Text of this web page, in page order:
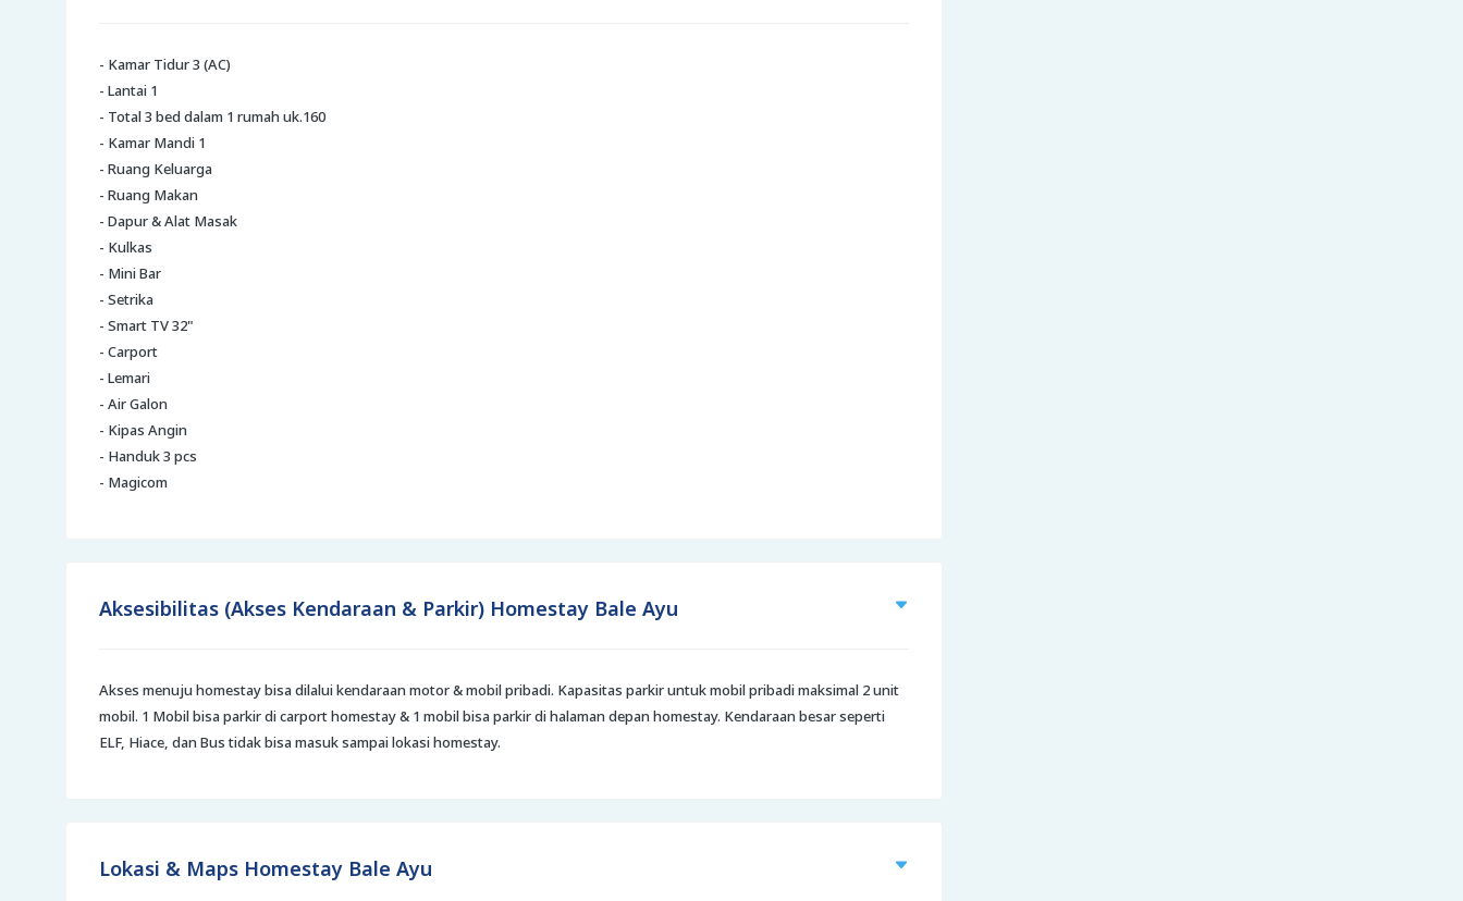
- Kamar Tidur 3 (AC)
- Lantai 1
- Total 3 bed dalam 1 rumah uk.160
- Kamar Mandi 1
- Ruang Keluarga
- Ruang Makan
- Dapur & Alat Masak
- Kulkas
- Mini Bar
- Setrika
- Smart TV 32"
- Carport
- Lemari
- Air Galon
- Kipas Angin
- Handuk 3 pcs
- Magicom
Aksesibilitas (Akses Kendaraan & Parkir) Homestay Bale Ayu
Akses menuju homestay bisa dilalui kendaraan motor & mobil pribadi. Kapasitas parkir untuk mobil pribadi maksimal 2 unit
mobil. 1 Mobil bisa parkir di carport homestay & 1 mobil bisa parkir di halaman depan homestay. Kendaraan besar seperti
ELF, Hiace, dan Bus tidak bisa masuk sampai lokasi homestay.
Lokasi & Maps Homestay Bale Ayu